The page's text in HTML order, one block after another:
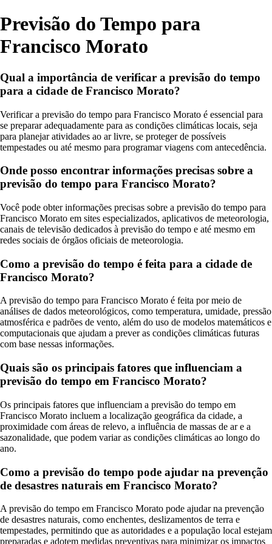
Previsão do Tempo para
Francisco Morato
Qual a importância de verificar a previsão do tempo
para a cidade de Francisco Morato?
Verificar a previsão do tempo para Francisco Morato é essencial para
se preparar adequadamente para as condições climáticas locais, seja
para planejar atividades ao ar livre, se proteger de possíveis
tempestades ou até mesmo para programar viagens com antecedência.
Onde posso encontrar informações precisas sobre a
previsão do tempo para Francisco Morato?
Você pode obter informações precisas sobre a previsão do tempo para
Francisco Morato em sites especializados, aplicativos de meteorologia,
canais de televisão dedicados à previsão do tempo e até mesmo em
redes sociais de órgãos oficiais de meteorologia.
Como a previsão do tempo é feita para a cidade de
Francisco Morato?
A previsão do tempo para Francisco Morato é feita por meio de
análises de dados meteorológicos, como temperatura, umidade, pressão
atmosférica e padrões de vento, além do uso de modelos matemáticos e
computacionais que ajudam a prever as condições climáticas futuras
com base nessas informações.
Quais são os principais fatores que influenciam a
previsão do tempo em Francisco Morato?
Os principais fatores que influenciam a previsão do tempo em
Francisco Morato incluem a localização geográfica da cidade, a
proximidade com áreas de relevo, a influência de massas de ar e a
sazonalidade, que podem variar as condições climáticas ao longo do
ano.
Como a previsão do tempo pode ajudar na prevenção
de desastres naturais em Francisco Morato?
A previsão do tempo em Francisco Morato pode ajudar na prevenção
de desastres naturais, como enchentes, deslizamentos de terra e
tempestades, permitindo que as autoridades e a população local estejam
preparadas e adotem medidas preventivas para minimizar os impactos